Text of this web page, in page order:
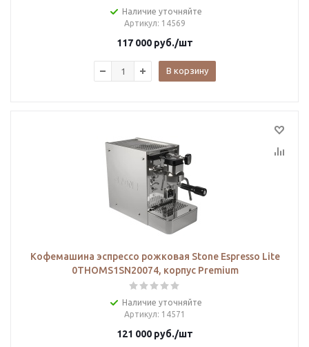
Наличие уточняйте
Артикул: 14569
117 000 руб./шт
В корзину
Кофемашина эспрессо рожковая Stone Espresso Lite
0THOMS1SN20074, корпус Premium
Наличие уточняйте
Артикул: 14571
121 000 руб./шт